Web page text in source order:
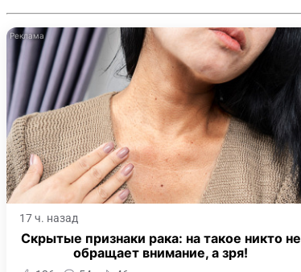
17 ч. назад
Скрытые признаки рака: на такое никто не
обращает внимание, а зря!